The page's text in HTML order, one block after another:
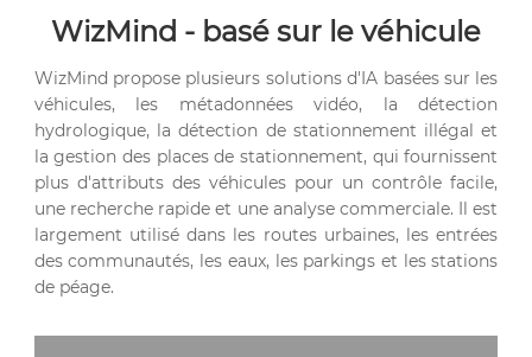
WizMind - basé sur le véhicule
WizMind propose plusieurs solutions d'IA basées sur les
véhicules, les métadonnées vidéo, la détection
hydrologique, la détection de stationnement illégal et
la gestion des places de stationnement, qui fournissent
plus d'attributs des véhicules pour un contrôle facile,
une recherche rapide et une analyse commerciale. Il est
largement utilisé dans les routes urbaines, les entrées
des communautés, les eaux, les parkings et les stations
de péage.